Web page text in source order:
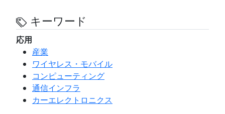
キーワード
応用
産業
ワイヤレス・モバイル
コンピューティング
通信インフラ
カーエレクトロニクス